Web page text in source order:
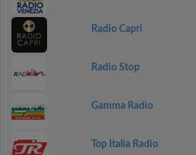
Radio Capri
Radio Stop
Gamma Radio
Top Italia Radio